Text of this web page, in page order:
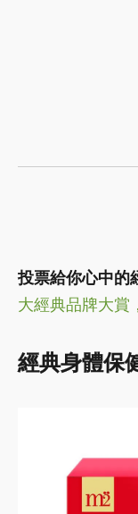
投票給你心中的
大經典品牌大賞
經典身體保